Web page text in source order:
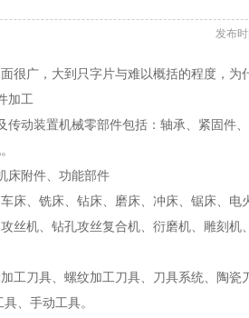
发布
很广，大到只字片与难以概括的程度，
加工
传动装置机械零部件包括：轴承、紧固件
床附件、功能部件
床、铣床、钻床、磨床、冲床、锯床、
丝机、钻孔攻丝复合机、衍磨机、雕刻机
工刀具、螺纹加工刀具、刀具系统、陶
、手动工具。